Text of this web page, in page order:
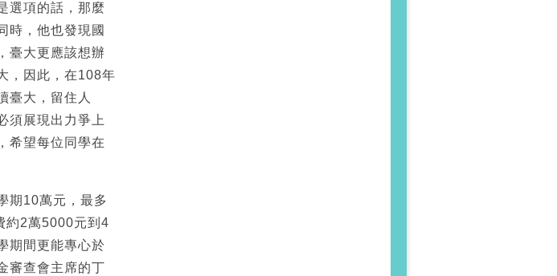
選項的話，那麼
時，他也發現國
臺大更應該想辦
，因此，在108年
臺大，留住人
須展現出力爭上
希望每位同學在
期10萬元，最多
約2萬5000元到4
期間更能專心於
審查會主席的丁